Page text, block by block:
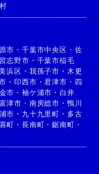
市 ・ 千葉市中央区 ・ 佐
志野市 ・ 千葉市稲毛
浜区 ・ 我孫子市 ・ 木更
・印西市 ・君津市 ・ 四
市 ・ 袖ケ浦市 ・ 白井
富津市 ・ 南房総市 ・ 鴨川
市 ・ 九十九里町 ・ 多古
町 ・ 長南町 ・鋸南町 ・